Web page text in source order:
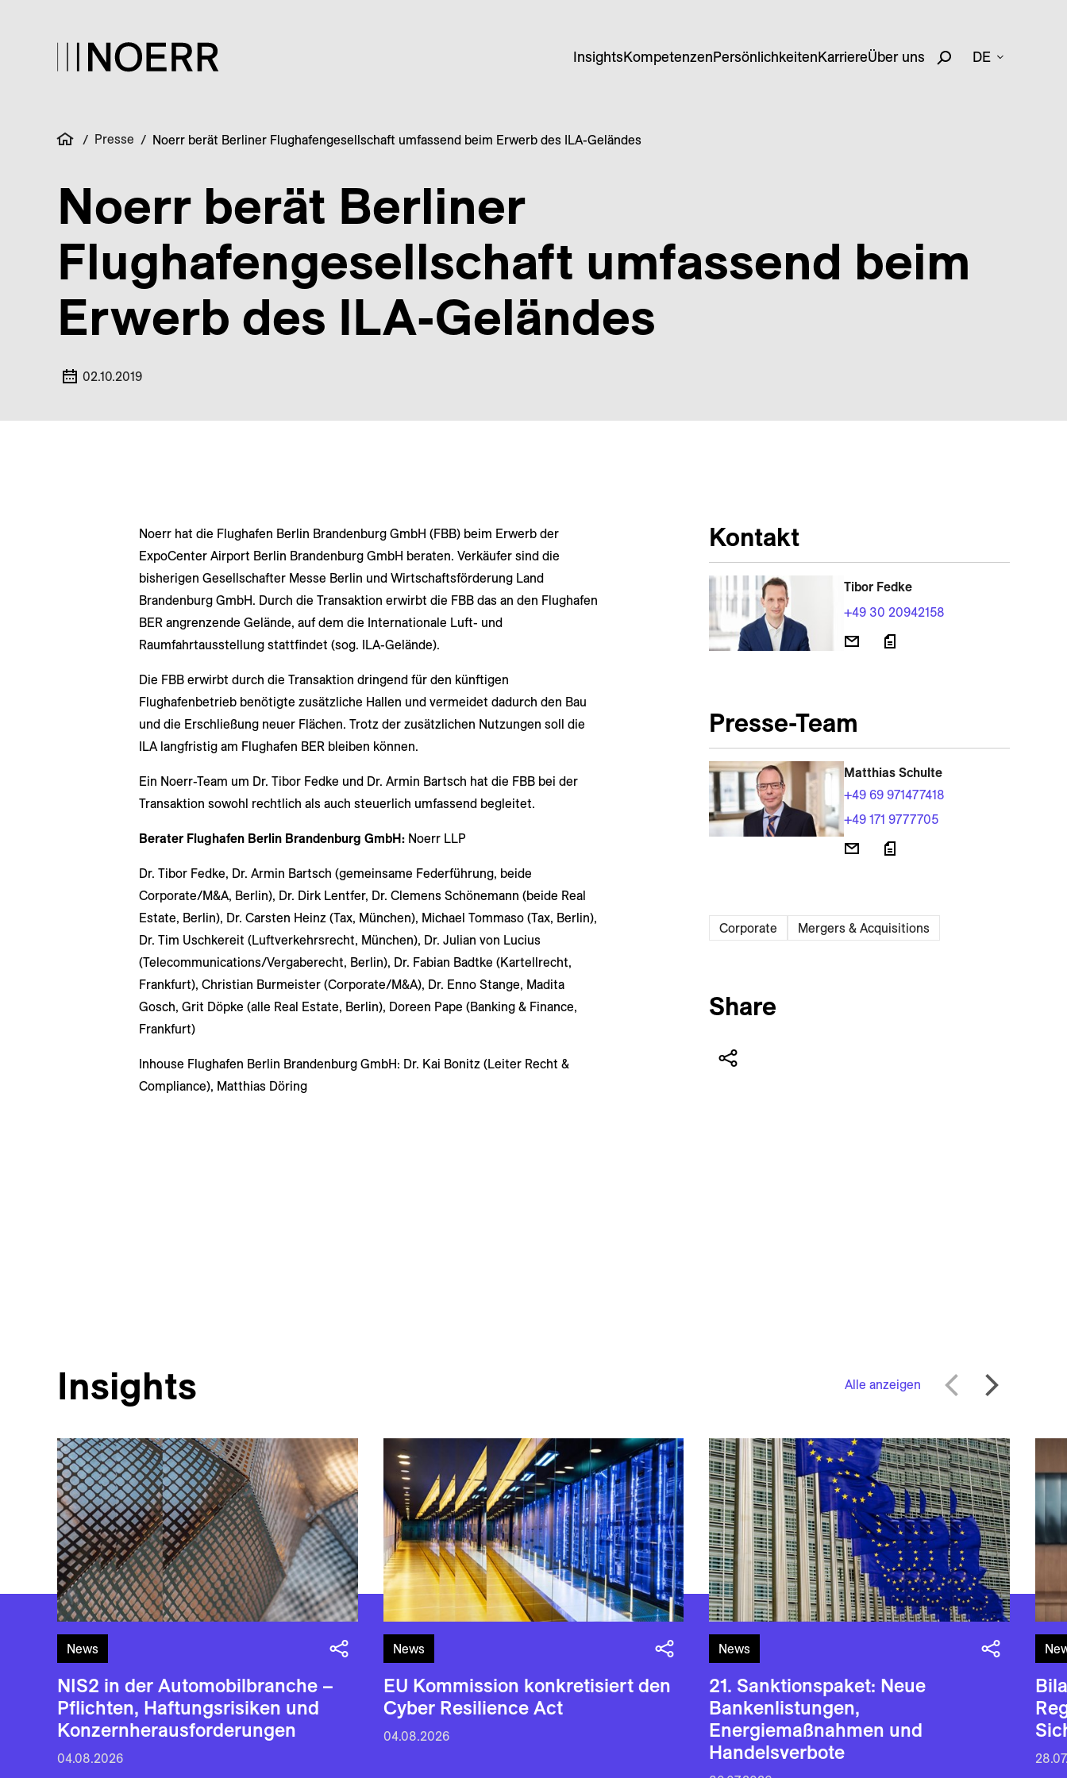
InsightsKompetenzenPersönlichkeitenKarriereÜber uns DE
/ Presse / Noerr berät Berliner Flughafengesellschaft umfassend beim Erwerb des ILA-Geländes
Noerr berät Berliner
Flughafengesellschaft umfassend beim
Erwerb des ILA-Geländes
02.10.2019
Noerr hat die Flughafen Berlin Brandenburg GmbH (FBB) beim Erwerb der
ExpoCenter Airport Berlin Brandenburg GmbH beraten. Verkäufer sind die
bisherigen Gesellschafter Messe Berlin und Wirtschaftsförderung Land
Brandenburg GmbH. Durch die Transaktion erwirbt die FBB das an den Flughafen
BER angrenzende Gelände, auf dem die Internationale Luft- und
Raumfahrtausstellung stattfindet (sog. ILA-Gelände).
Die FBB erwirbt durch die Transaktion dringend für den künftigen
Flughafenbetrieb benötigte zusätzliche Hallen und vermeidet dadurch den Bau
und die Erschließung neuer Flächen. Trotz der zusätzlichen Nutzungen soll die
ILA langfristig am Flughafen BER bleiben können.
Ein Noerr-Team um Dr. Tibor Fedke und Dr. Armin Bartsch hat die FBB bei der
Transaktion sowohl rechtlich als auch steuerlich umfassend begleitet.
Berater Flughafen Berlin Brandenburg GmbH:Noerr LLP
Dr. Tibor Fedke, Dr. Armin Bartsch (gemeinsame Federführung, beide
Corporate/M&A, Berlin), Dr. Dirk Lentfer, Dr. Clemens Schönemann (beide Real
Estate, Berlin), Dr. Carsten Heinz (Tax, München), Michael Tommaso (Tax, Berlin),
Dr. Tim Uschkereit (Luftverkehrsrecht, München), Dr. Julian von Lucius
(Telecommunications/Vergaberecht, Berlin), Dr. Fabian Badtke (Kartellrecht,
Frankfurt), Christian Burmeister (Corporate/M&A), Dr. Enno Stange, Madita
Gosch, Grit Döpke (alle Real Estate, Berlin), Doreen Pape (Banking & Finance,
Frankfurt)
Inhouse Flughafen Berlin Brandenburg GmbH: Dr. Kai Bonitz (Leiter Recht &
Compliance), Matthias Döring
Kontakt
Tibor Fedke
+49 30 20942158
Presse-Team
Matthias Schulte
+49 69 971477418
+49 171 9777705
Corporate Mergers & Acquisitions
Share
Alle anzeigen
Insights
News
NIS2 in der Automobilbranche –
Pflichten, Haftungsrisiken und
Konzernherausforderungen
04.08.2026
News
EU Kommission konkretisiert den
Cyber Resilience Act
04.08.2026
News
21. Sanktionspaket: Neue
Bankenlistungen,
Energiemaßnahmen und
Handelsverbote